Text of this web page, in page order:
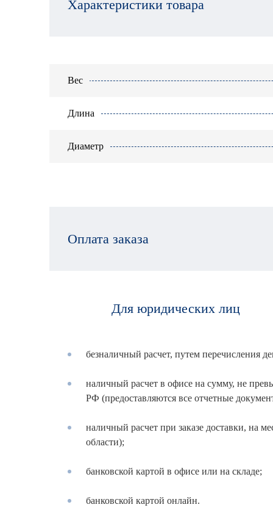
Характеристики товара
Вес
Длина
Диаметр
Оплата заказа
Для юридических лиц
безналичный расчет, путем перечисления
наличный расчет в офисе на сумму, не
РФ (предоставляются все отчетные
наличный расчет при заказе доставки, на
области);
банковской картой в офисе или на складе;
банковской картой онлайн.